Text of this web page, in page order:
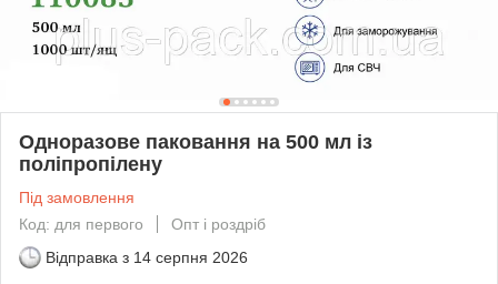
Одноразове паковання на 500 мл із
поліпропілену
Під замовлення
Код: для первого
Опт і роздріб
Відправка з 14 серпня 2026